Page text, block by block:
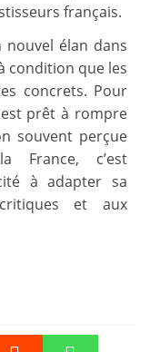
français.
élan dans
condition que les
concrets. Pour
est prêt à rompre
souvent perçue
France, c’est
à adapter sa
et aux